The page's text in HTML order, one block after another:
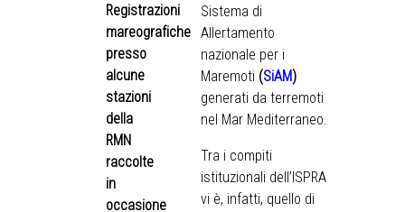
Registrazioni
mareografiche
presso
alcune
stazioni
della
RMN
raccolte
in
occasione
Sistema di
Allertamento
nazionale per i
Maremoti (SiAM)
generati da terremoti
nel Mar Mediterraneo.
Tra i compiti
istituzionali dell’ISPRA
vi è, infatti, quello di